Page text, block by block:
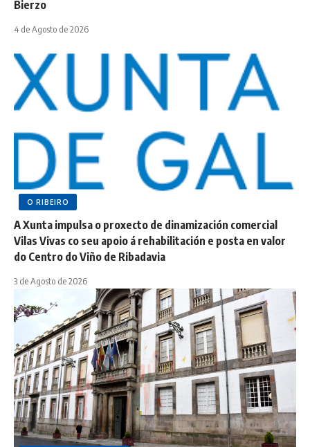
Bierzo
4 de Agosto de 2026
O RIBEIRO
A Xunta impulsa o proxecto de dinamización comercial
Vilas Vivas co seu apoio á rehabilitación e posta en valor
do Centro do Viño de Ribadavia
3 de Agosto de 2026